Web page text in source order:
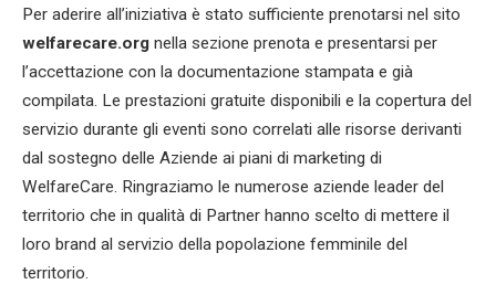
Per aderire all’iniziativa è stato sufficiente prenotarsi nel sito
welfarecare.org nella sezione prenota e presentarsi per
l’accettazione con la documentazione stampata e già
compilata. Le prestazioni gratuite disponibili e la copertura del
servizio durante gli eventi sono correlati alle risorse derivanti
dal sostegno delle Aziende ai piani di marketing di
WelfareCare. Ringraziamo le numerose aziende leader del
territorio che in qualità di Partner hanno scelto di mettere il
loro brand al servizio della popolazione femminile del
territorio.